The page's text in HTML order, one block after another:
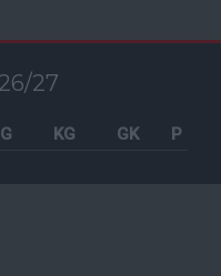
27
KG GK P